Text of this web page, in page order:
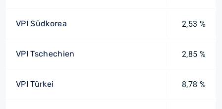
VPI Südkorea 2,53 %
VPI Tschechien 2,85 %
VPI Türkei 8,78 %